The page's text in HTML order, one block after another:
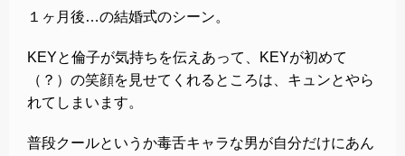
１ヶ月後…の結婚式のシーン。
KEYと倫子が気持ちを伝えあって、KEYが初めて
（？）の笑顔を見せてくれるところは、キュンとやら
れてしまいます。
普段クールというか毒舌キャラな男が自分だけにあん